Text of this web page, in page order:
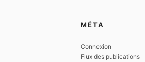
MÉTA
Connexion
Flux des publications